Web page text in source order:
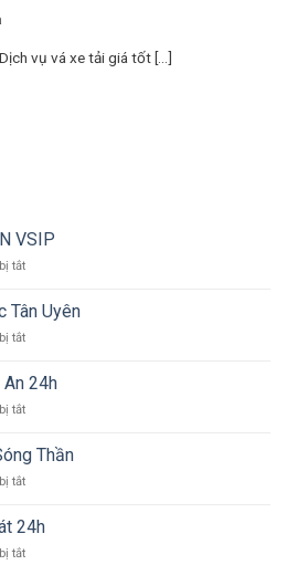
vụ vá xe tải giá tốt [...]
VSIP
tắtở
vỏ
xe
ô
KCN
Tân Uyên
tắtở
vỏ
xe
ô
Bắc
Tân
Uyên
24h
tắtở
ô
tô
An
Thần
tắtở
vỏ
ô
tô
24h
tắtở